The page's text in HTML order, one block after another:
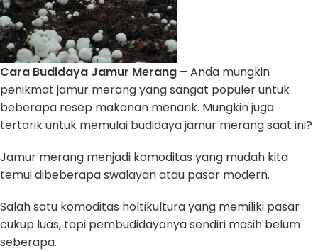
Cara Budidaya Jamur Merang – Anda mungkin
penikmat jamur merang yang sangat populer untuk
beberapa resep makanan menarik. Mungkin juga
tertarik untuk memulai budidaya jamur merang saat ini?
Jamur merang menjadi komoditas yang mudah kita
temui dibeberapa swalayan atau pasar modern.
Salah satu komoditas holtikultura yang memiliki pasar
cukup luas, tapi pembudidayanya sendiri masih belum
seberapa.